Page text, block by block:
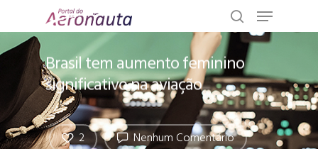
Brasil tem aumento feminino
significativo na aviação
Nenhum Comentário
2